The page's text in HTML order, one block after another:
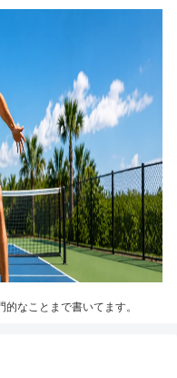
なことまで書いてます。